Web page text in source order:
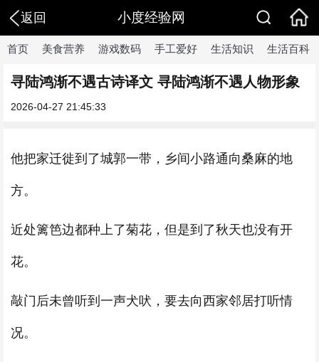
返回 小度经验网
首页 美食营养 游戏数码 手工爱好 生活知识 生活百科
寻陆鸿渐不遇古诗译文 寻陆鸿渐不遇人物形象
2026-04-27 21:45:33
他把家迁徙到了城郭一带，乡间小路通向桑麻的地
方。
近处篱笆边都种上了菊花，但是到了秋天也没有开
花。
敲门后未曾听到一声犬吠，要去向西家邻居打听情
况。